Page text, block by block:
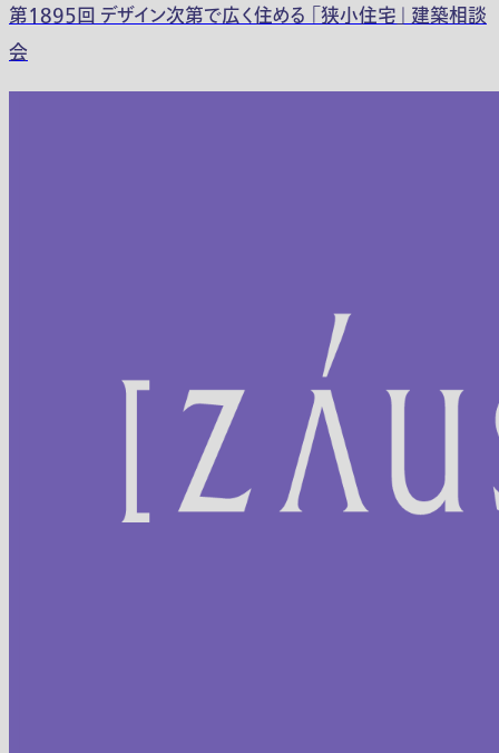
第1895回 デザイン次第で広く住める 「狭小住宅」 建築相談
会